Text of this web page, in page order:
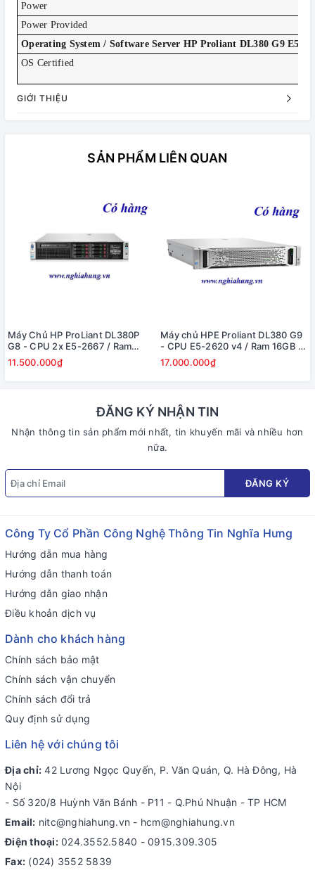
Power
Power Provided
Operating System / Software Server HP Proliant DL380 G9 E5-
OS Certified
GIỚI THIỆU
SẢN PHẨM LIÊN QUAN
Máy Chủ HP ProLiant DL380P
G8 - CPU 2x E5-2667 / Ram
16GB / Raid P420i / 2x PS
11.500.000₫
Máy chủ HPE Proliant DL380 G9
- CPU E5-2620 v4 / Ram 16GB /
Raid H240 / 2x PS
17.000.000₫
ĐĂNG KÝ NHẬN TIN
Nhận thông tin sản phẩm mới nhất, tin khuyến mãi và nhiều hơn
nữa.
ĐĂNG KÝ
Công Ty Cổ Phần Công Nghệ Thông Tin Nghĩa Hưng
Hướng dẫn mua hàng
Hướng dẫn thanh toán
Hướng dẫn giao nhận
Điều khoản dịch vụ
Dành cho khách hàng
Chính sách bảo mật
Chính sách vận chuyển
Chính sách đổi trả
Quy định sử dụng
Liên hệ với chúng tôi
Địa chỉ: 42 Lương Ngọc Quyến, P. Văn Quán, Q. Hà Đông, Hà
Nội
- Số 320/8 Huỳnh Văn Bánh - P11 - Q.Phú Nhuận - TP HCM
Email: nitc@nghiahung.vn - hcm@nghiahung.vn
Điện thoại: 024.3552.5840 - 0915.309.305
Fax: (024) 3552 5839